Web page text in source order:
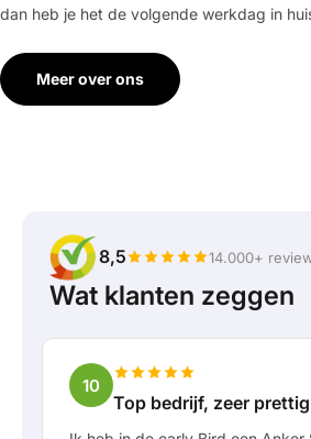
dan heb je het de volgende werkdag in
Meer over ons
8,5 14.000+
Wat klanten zeggen
10
Top bedrijf, zeer